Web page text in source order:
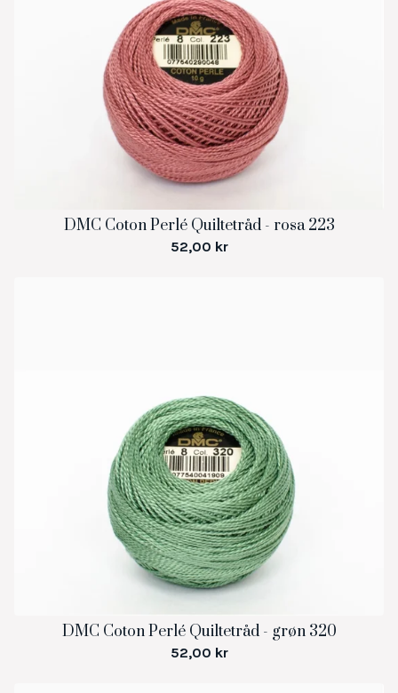
DMC Coton Perlé Quiltetråd - rosa 223
52,00 kr
DMC Coton Perlé Quiltetråd - grøn 320
52,00 kr